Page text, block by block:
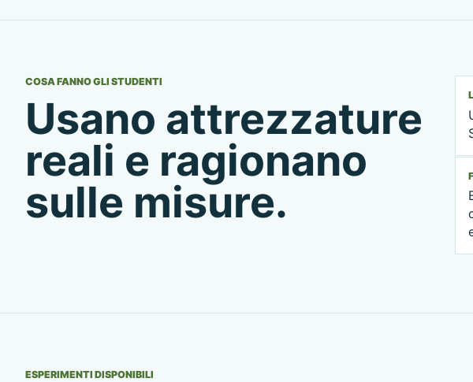
COSA FANNO GLI STUDENTI
Usano attrezzature
reali e ragionano
sulle misure.
ESPERIMENTI DISPONIBILI